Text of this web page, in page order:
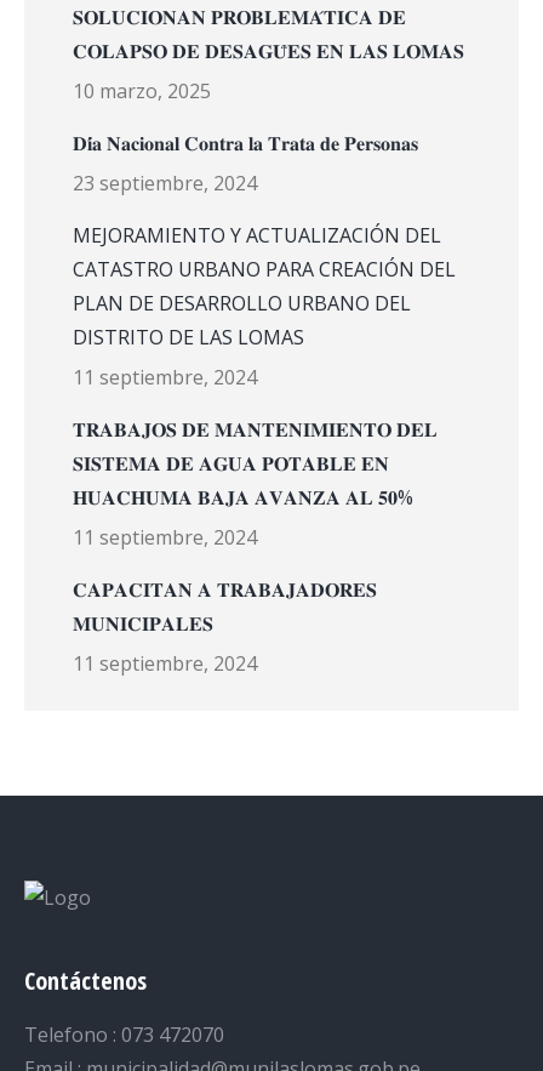
𝐒𝐎𝐋𝐔𝐂𝐈𝐎𝐍𝐀𝐍 𝐏𝐑𝐎𝐁𝐋𝐄𝐌𝐀́𝐓𝐈𝐂𝐀 𝐃𝐄
𝐂𝐎𝐋𝐀𝐏𝐒𝐎 𝐃𝐄 𝐃𝐄𝐒𝐀𝐆𝐔̈𝐄𝐒 𝐄𝐍 𝐋𝐀𝐒 𝐋𝐎𝐌𝐀𝐒
10 marzo, 2025
𝐃𝐢́𝐚 𝐍𝐚𝐜𝐢𝐨𝐧𝐚𝐥 𝐂𝐨𝐧𝐭𝐫𝐚 𝐥𝐚 𝐓𝐫𝐚𝐭𝐚 𝐝𝐞 𝐏𝐞𝐫𝐬𝐨𝐧𝐚𝐬
23 septiembre, 2024
MEJORAMIENTO Y ACTUALIZACIÓN DEL
CATASTRO URBANO PARA CREACIÓN DEL
PLAN DE DESARROLLO URBANO DEL
DISTRITO DE LAS LOMAS
11 septiembre, 2024
𝐓𝐑𝐀𝐁𝐀𝐉𝐎𝐒 𝐃𝐄 𝐌𝐀𝐍𝐓𝐄𝐍𝐈𝐌𝐈𝐄𝐍𝐓𝐎 𝐃𝐄𝐋
𝐒𝐈𝐒𝐓𝐄𝐌𝐀 𝐃𝐄 𝐀𝐆𝐔𝐀 𝐏𝐎𝐓𝐀𝐁𝐋𝐄 𝐄𝐍
𝐇𝐔𝐀𝐂𝐇𝐔𝐌𝐀 𝐁𝐀𝐉𝐀 𝐀𝐕𝐀𝐍𝐙𝐀 𝐀𝐋 𝟓𝟎%
11 septiembre, 2024
𝐂𝐀𝐏𝐀𝐂𝐈𝐓𝐀𝐍 𝐀 𝐓𝐑𝐀𝐁𝐀𝐉𝐀𝐃𝐎𝐑𝐄𝐒
𝐌𝐔𝐍𝐈𝐂𝐈𝐏𝐀𝐋𝐄𝐒
11 septiembre, 2024
Contáctenos
Telefono : 073 472070